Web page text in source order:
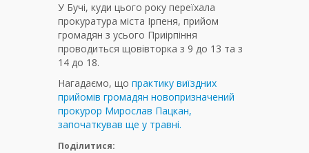
У Бучі, куди цього року переїхала
прокуратура міста Ірпеня, прийом
громадян з усього Приірпіння
проводиться щовівторка з 9 до 13 та з
14 до 18.
Нагадаємо, що практику виїздних
прийомів громадян новопризначений
прокурор Мирослав Пацкан,
започаткував ще у травні.
Поділитися: